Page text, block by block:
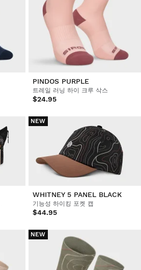
PINDOS PURPLE
트레일 러닝 하이 크루 삭스
$24.95
NEW
WHITNEY 5 PANEL BLACK
기능성 하이킹 포켓 캡
$44.95
NEW